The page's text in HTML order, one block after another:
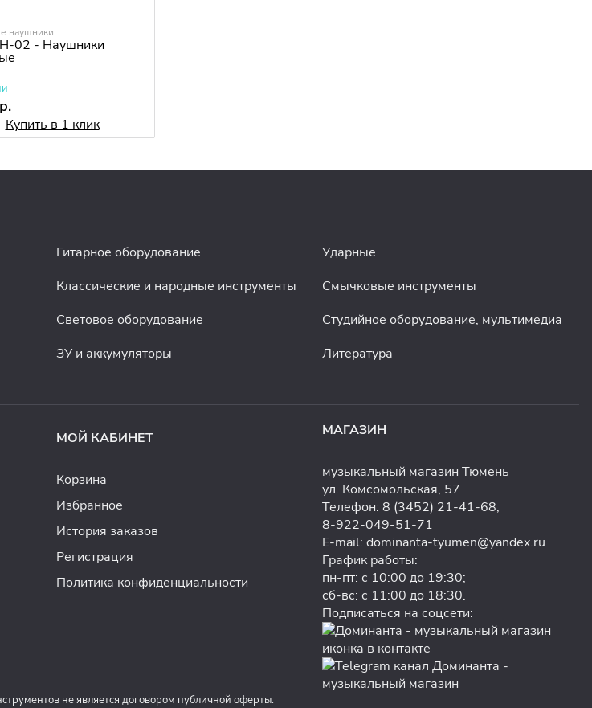
наушники
02 - Наушники
Купить в 1 клик
Гитарное оборудование
Ударные
Классические и народные инструменты
Смычковые инструменты
Световое оборудование
Студийное оборудование, мультимедиа
ЗУ и аккумуляторы
Литература
МОЙ КАБИНЕТ
Корзина
Избранное
История заказов
Регистрация
Политика конфиденциальности
МАГАЗИН
музыкальный магазин Тюмень
ул. Комсомольская, 57
Телефон: 8 (3452) 21-41-68,
8-922-049-51-71
E-mail: dominanta-tyumen@yandex.ru
График работы:
пн-пт: с 10:00 до 19:30;
сб-вс: с 11:00 до 18:30.
Подписаться на соцсети:
не является договором публичной оферты.